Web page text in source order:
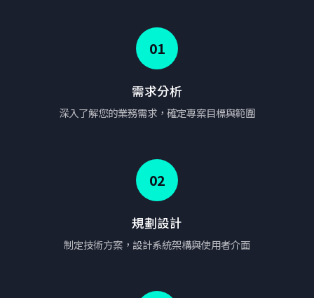
01
需求分析
深入了解您的業務需求，確定專案目標與範圍
02
規劃設計
制定技術方案，設計系統架構與使用者介面